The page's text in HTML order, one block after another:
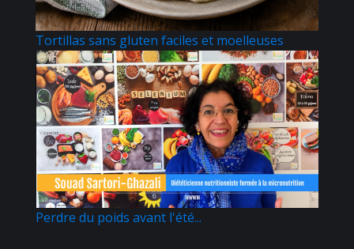
Tortillas sans gluten faciles et moelleuses
Perdre du poids avant l'été...